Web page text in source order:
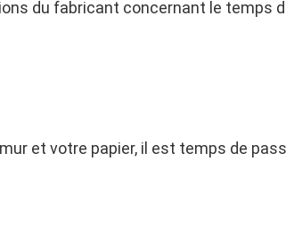
du fabricant concernant le temps
et votre papier, il est temps de